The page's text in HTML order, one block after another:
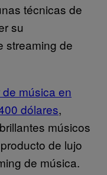
técnicas de
su
streaming de
música en
dólares,
músicos
de lujo
de música.